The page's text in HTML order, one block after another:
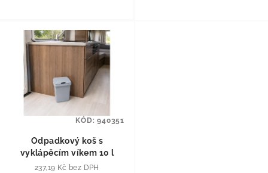
Odpadkový koš s
vyklápěcím víkem 10 l
237,19 Kč bez DPH
KÓD:940351